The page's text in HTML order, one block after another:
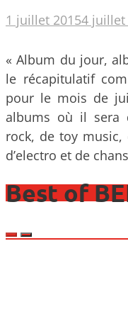
1 juillet 20154 juillet
« Album du jour,
le récapitulatif
pour le mois de
albums où il sera
rock, de toy
d’electro et de
Best of